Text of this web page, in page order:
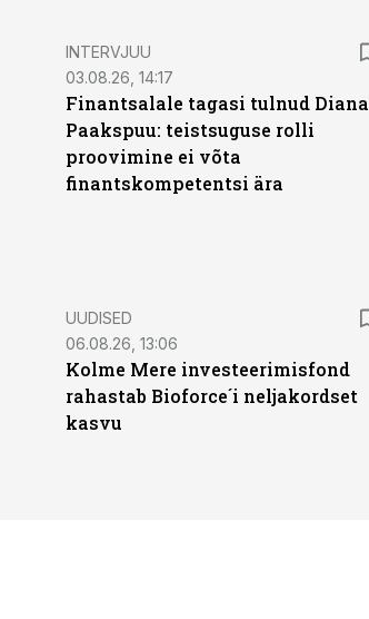
INTERVJUU
03.08.26, 14:17
Finantsalale tagasi tulnud Diana
Paakspuu: teistsuguse rolli
proovimine ei võta
finantskompetentsi ära
UUDISED
06.08.26, 13:06
Kolme Mere investeerimisfond
rahastab Bioforce´i neljakordset
kasvu